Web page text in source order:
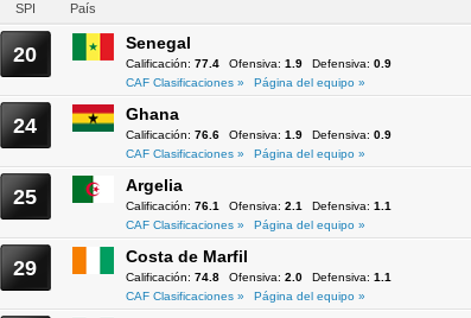
SPI
País
20 Senegal
Calificación: 77.4 Ofensiva: 1.9 Defensiva: 0.9
CAF Clasificaciones »
Página del equipo »
24 Ghana
Calificación: 76.6 Ofensiva: 1.9 Defensiva: 0.9
CAF Clasificaciones »
Página del equipo »
25 Argelia
Calificación: 76.1 Ofensiva: 2.1 Defensiva: 1.1
CAF Clasificaciones »
Página del equipo »
29 Costa de Marfil
Calificación: 74.8 Ofensiva: 2.0 Defensiva: 1.1
CAF Clasificaciones »
Página del equipo »